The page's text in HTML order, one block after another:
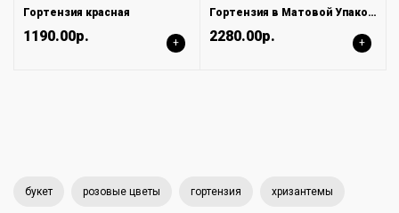
Гортензия красная
1190.00р. +
Гортензия в Матовой Упаковке LUX
2280.00р. +
букет розовые цветы гортензия хризантемы